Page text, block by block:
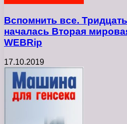
Вспомнить все.
началась Вторая
WEBRip
17.10.2019